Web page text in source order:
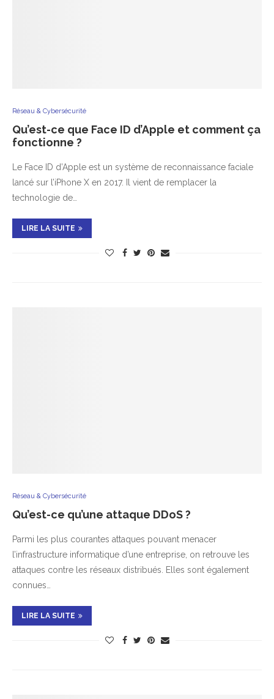
Réseau & Cybersécurité
Qu’est-ce que Face ID d’Apple et comment ça
fonctionne ?
Le Face ID d’Apple est un système de reconnaissance faciale
lancé sur l’iPhone X en 2017. Il vient de remplacer la
technologie de…
LIRE LA SUITE
Réseau & Cybersécurité
Qu’est-ce qu’une attaque DDoS ?
Parmi les plus courantes attaques pouvant menacer
l’infrastructure informatique d’une entreprise, on retrouve les
attaques contre les réseaux distribués. Elles sont également
connues…
LIRE LA SUITE